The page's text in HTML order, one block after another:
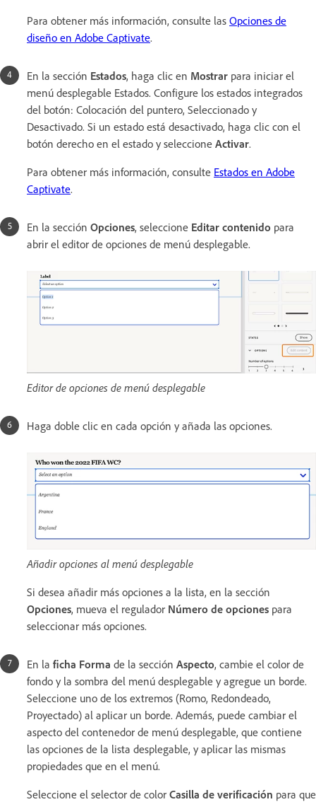
Para obtener más información, consulte las Opciones de
diseño en Adobe Captivate.
En la sección Estados, haga clic en Mostrar para iniciar el
menú desplegable Estados. Configure los estados integrados
del botón: Colocación del puntero, Seleccionado y
Desactivado. Si un estado está desactivado, haga clic con el
botón derecho en el estado y seleccione Activar.
Para obtener más información, consulte Estados en Adobe
Captivate.
En la sección Opciones, seleccione Editar contenido para
abrir el editor de opciones de menú desplegable.
Editor de opciones de menú desplegable
Haga doble clic en cada opción y añada las opciones.
Añadir opciones al menú desplegable
Si desea añadir más opciones a la lista, en la sección
Opciones, mueva el regulador Número de opciones para
seleccionar más opciones.
En la ficha Forma de la sección Aspecto, cambie el color de
fondo y la sombra del menú desplegable y agregue un borde.
Seleccione uno de los extremos (Romo, Redondeado,
Proyectado) al aplicar un borde. Además, puede cambiar el
aspecto del contenedor de menú desplegable, que contiene
las opciones de la lista desplegable, y aplicar las mismas
propiedades que en el menú.
Seleccione el selector de color Casilla de verificación para que